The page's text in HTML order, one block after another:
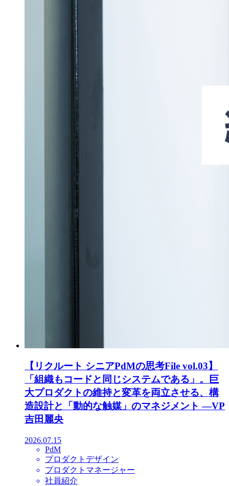
【リクルート シニアPdMの思考File vol.03】
「組織もコードと同じシステムである」。巨
大プロダクトの維持と変革を両立させる、構
造設計と「動的な触媒」のマネジメント ―VP
吉田麗央
2026.07.15
PdM
プロダクトデザイン
プロダクトマネージャー
社員紹介